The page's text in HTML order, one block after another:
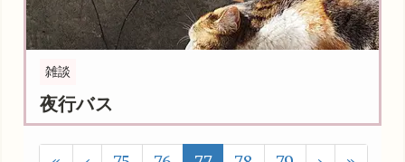
雑談
夜行バス